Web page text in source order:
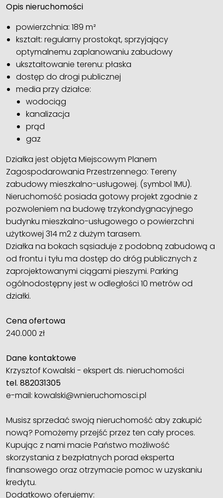
Opis nieruchomości
powierzchnia: 189 m²
kształt: regularny prostokąt, sprzyjający
optymalnemu zaplanowaniu zabudowy
ukształtowanie terenu: płaska
dostęp do drogi publicznej
media przy działce:
wodociąg
kanalizacja
prąd
gaz
Działka jest objęta Miejscowym Planem
Zagospodarowania Przestrzennego: Tereny
zabudowy mieszkalno-usługowej. (symbol 1MU).
Nieruchomość posiada gotowy projekt zgodnie z
pozwoleniem na budowę trzykondygnacyjnego
budynku mieszkalno-usługowego o powierzchni
użytkowej 314 m2 z dużym tarasem.
Działka na bokach sąsiaduje z podobną zabudową a
od frontu i tyłu ma dostęp do dróg publicznych z
zaprojektowanymi ciągami pieszymi. Parking
ogólnodostępny jest w odległości 10 metrów od
działki.
Cena ofertowa
240.000 zł
Dane kontaktowe
Krzysztof Kowalski - ekspert ds. nieruchomości
tel. 882031305
e-mail: kowalski@wnieruchomosci.pl
Musisz sprzedać swoją nieruchomość aby zakupić
nową? Pomożemy przejść przez ten cały proces.
Kupując z nami macie Państwo możliwość
skorzystania z bezpłatnych porad eksperta
finansowego oraz otrzymacie pomoc w uzyskaniu
kredytu.
Dodatkowo oferujemy: